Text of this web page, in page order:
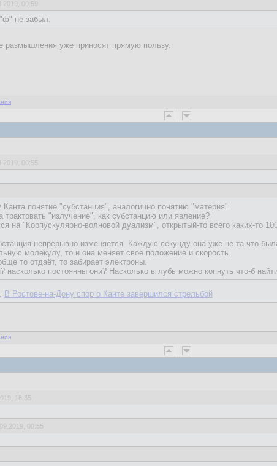
00:59
не забыл.
уже приносят прямую пользу.
00:55
понятие "субстанция", аналогично понятию "материя".
трактовать "излучение", как субстанцию или явление?
на "Корпускулярно-волновой дуализм", открытый-то всего каких-то
непрерывно изменяется. Каждую секунду она уже не та что
молекулу, то и она меняет своё положение и скорость.
то отдаёт, то забирает электроны.
насколько постоянны они? Насколько вглубь можно копнуть что-б
В Ростове-на-Дону спор о Канте завершился стрельбой
18:35
00:55